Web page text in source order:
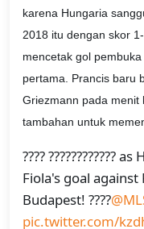
karena Hungaria
2018 itu dengan skor
mencetak gol
pertama. Prancis baru
Griezmann pada menit
tambahan untuk
???? ????????????
Fiola's goal against
Budapest! ????
pic.twitter.com/